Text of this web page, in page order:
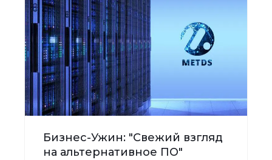
Бизнес-Ужин: "Свежий взгляд
на альтернативное ПО"